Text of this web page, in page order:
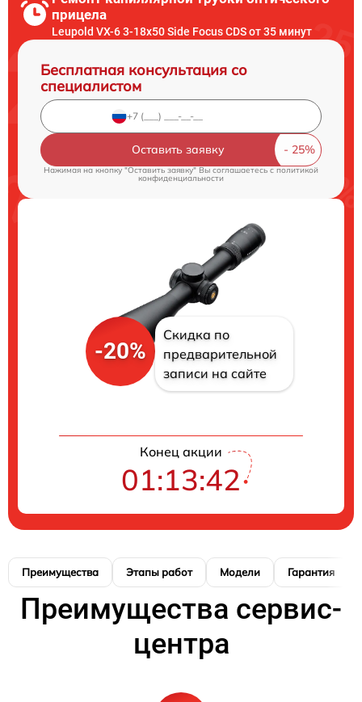
прицела
Leupold VX-6 3-18x50 Side Focus CDS от 35 минут
Бесплатная консультация со
специалистом
Оставить заявку
Нажимая на кнопку "Оставить заявку" Вы соглашаетесь cполитикой
конфиденциальности
-20%
Скидка по
предварительной
записи на сайте
Конец акции
01:13:41
Преимущества Этапы работ Модели Гарантия
Преимущества сервис-
центра